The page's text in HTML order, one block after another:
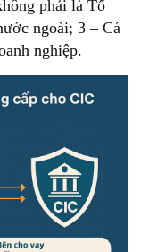
phải là Tổ
ngoài; 3 – Cá
nghiệp.